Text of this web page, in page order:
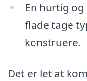
En hurtig
flade tage
konstruere.
Det er let at